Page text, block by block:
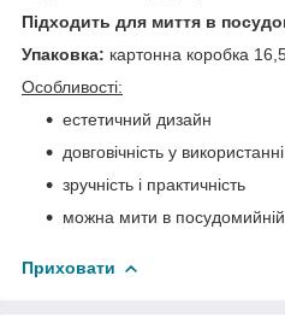
Підходить для миття в
Упаковка: картонна коробка
Особливості:
естетичний дизайн
довговічність у використанні
зручність і практичність
можна мити в
Приховати